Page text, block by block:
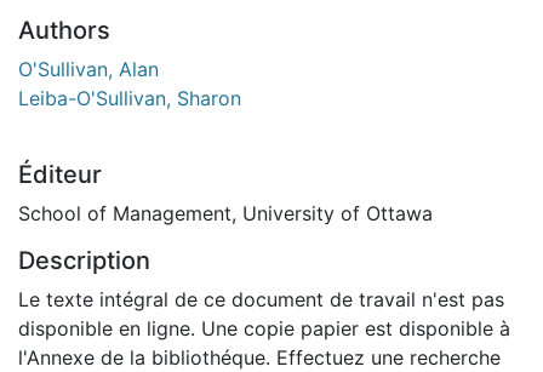
Authors
O'Sullivan, Alan
Leiba-O'Sullivan, Sharon
Éditeur
School of Management, University of Ottawa
Description
Le texte intégral de ce document de travail n'est pas
disponible en ligne. Une copie papier est disponible à
l'Annexe de la bibliothéque. Effectuez une recherche